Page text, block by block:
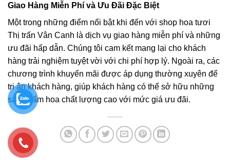
Giao Hàng Miễn Phí và Ưu Đãi Đặc Biệt
Một trong những điểm nổi bật khi đến với shop hoa tươi
Thị trấn Vân Canh là dịch vụ giao hàng miễn phí và những
ưu đãi hấp dẫn. Chúng tôi cam kết mang lại cho khách
hàng trải nghiệm tuyệt vời với chi phí hợp lý. Ngoài ra, các
chương trình khuyến mãi được áp dụng thường xuyên để
tri ân khách hàng, giúp khách hàng có thể sở hữu những
sản phẩm hoa chất lượng cao với mức giá ưu đãi.